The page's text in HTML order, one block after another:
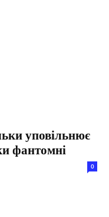
уповільнює
фантомні
0